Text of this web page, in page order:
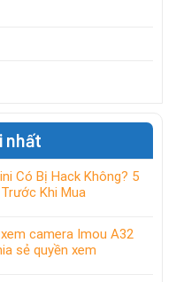
nhất
Có Bị Hack Không? 5
Khi Mua
camera Imou A32
sẻ quyền xem